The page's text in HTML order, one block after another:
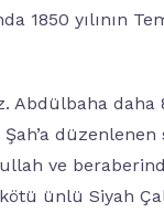
1850 yılının
Abdülbaha
ve
ünlü Siyah